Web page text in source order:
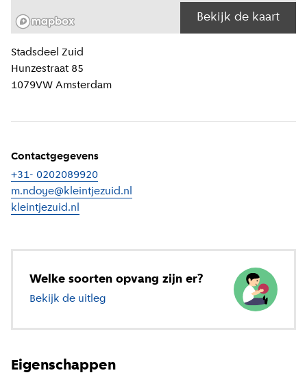
Bekijk de kaart
Locatiegegevens
Stadsdeel Zuid
Hunzestraat 85
1079VW Amsterdam
Contactgegevens
+31- 0202089920
m.ndoye@kleintjezuid.nl
kleintjezuid.nl
Welke soorten opvang zijn er?
Bekijk de uitleg over verschillende soorten opvang
Eigenschappen